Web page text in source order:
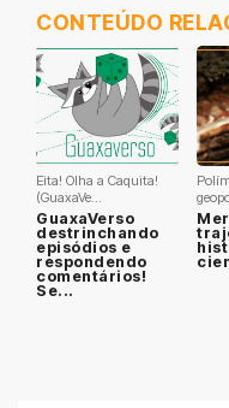
CONTEÚDO
Eita! Olha a Caquita!
(GuaxaVe...
GuaxaVerso
destrinchando
episódios e
respondendo
comentários!
Se...